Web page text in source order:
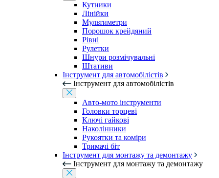
Кутники
Лінійки
Мультиметри
Порошок крейдяний
Рівні
Рулетки
Шнури розмічувальні
Штативи
Інструмент для автомобілістів
Інструмент для автомобілістів
Авто-мото інструменти
Головки торцеві
Ключі гайкові
Наколінники
Рукоятки та коміри
Тримачі біт
Інструмент для монтажу та демонтажу
Інструмент для монтажу та демонтажу